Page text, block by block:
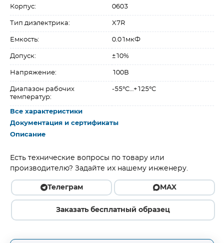
Корпус: 0603
Тип диэлектрика: X7R
Емкость: 0.01мкФ
Допуск: ±10%
Напряжение: 100В
Диапазон рабочих
температур:
-55°C…+125°C
Все характеристики
Документация и сертификаты
Описание
Есть технические вопросы по товару или
производителю? Задайте их нашему инженеру.
Телеграм MAX
Заказать бесплатный образец